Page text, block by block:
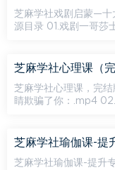
芝麻学社戏剧启蒙—十
源目录 01.戏剧一哥莎
芝麻学社心理课（
芝麻学社心理课，完
睛欺骗了你：.mp4
芝麻学社瑜伽课-提升